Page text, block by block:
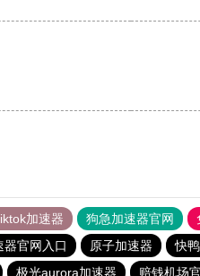
加速器 狗急加速器官网
器官网入口 原子加速器 快
极光aurora加速器 赔钱机场